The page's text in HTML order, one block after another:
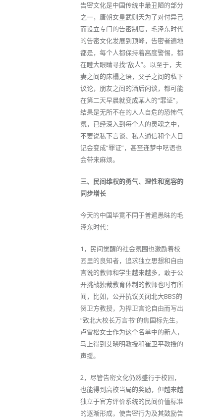
告密文化是中国传统中最丑陋的部分
之一，唐朝女皇武则天为了对付异己
而设立专门的告密制度，毛泽东时代
的告密文化发展到顶峰，告密者遍地
都是，每个人都保持着高度警惕，都
在瞪大眼睛寻找“敌人”。以至于，夫
妻之间的床榻之语，父子之间的私下
议论，朋友之间的酒后闲谈，都可能
在第二天早晨就变成某人的“罪证”，
结果是无所不在的人人自危的恐怖气
氛，已经深入到每个人的灵魂之中，
不要说私下言谈、私人通信和个人日
记会变成“罪证”，甚至连梦中呓语也
会带来麻烦。
三、民间维权的勇气、理性和宽容的
同步增长
今天的中国毕竟不同于普遍愚昧的毛
泽东时代：
1，民间觉醒的社会氛围也激励着校
园里的良知者，追求独立思想和自由
言说的教师和学生越来越多，敢于公
开挑战独裁教育体制的教师也时有所
闻，比如，公开抗议关闭北大BBS的
贺卫方教授，为捍卫言论自由而写出
“致北大校长万言书”的焦国标先生，
卢雪松女士作为这个名单中的新人，
马上得到艾晓明教授和崔卫平教授的
声援。
2，尽管告密文化仍然盛行于校园，
也能得到高校当局的奖励，但越来越
独立于官方评价系统的民间价值标准
的逐渐形成，使告密行为及其鼓励告